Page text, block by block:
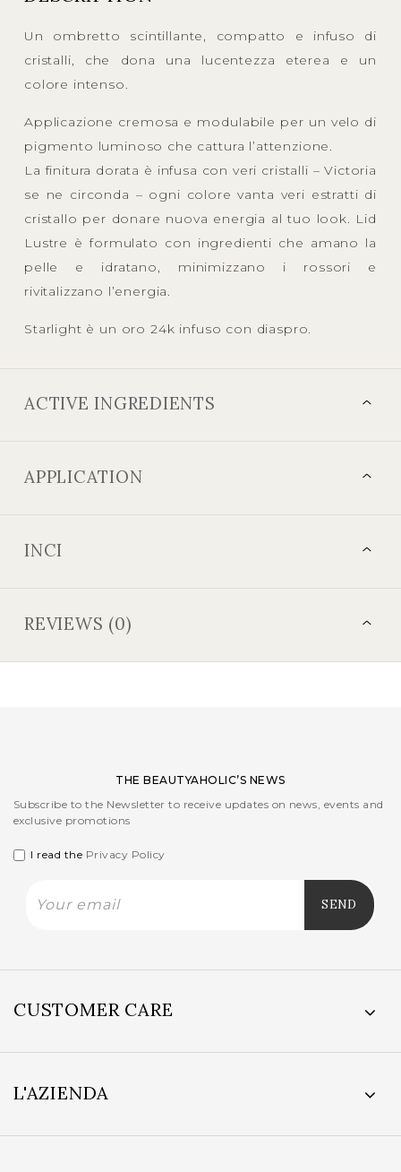
Un ombretto scintillante, compatto e infuso di
cristalli, che dona una lucentezza eterea e un
colore intenso.
Applicazione cremosa e modulabile per un velo di
pigmento luminoso che cattura l’attenzione.
La finitura dorata è infusa con veri cristalli – Victoria
se ne circonda – ogni colore vanta veri estratti di
cristallo per donare nuova energia al tuo look. Lid
Lustre è formulato con ingredienti che amano la
pelle e idratano, minimizzano i rossori e
rivitalizzano l’energia.
Starlight è un oro 24k infuso con diaspro.
ACTIVE INGREDIENTS
APPLICATION
INCI
REVIEWS (0)
THE BEAUTYAHOLIC’S NEWS
Subscribe to the Newsletter to receive updates on news, events and
exclusive promotions
I read the Privacy Policy
CUSTOMER CARE
L'AZIENDA